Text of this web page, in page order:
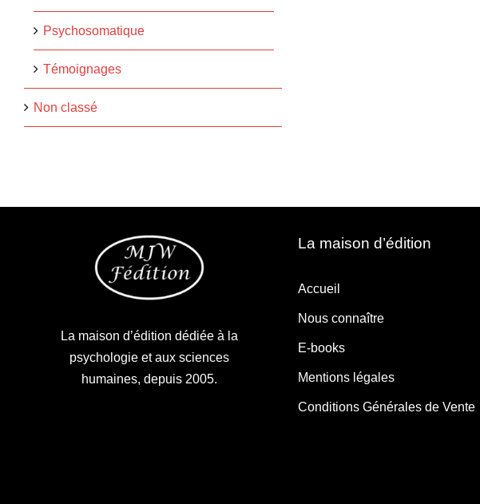
Psychosomatique
Témoignages
Non classé
La maison d’édition dédiée à la
psychologie et aux sciences
humaines, depuis 2005.
La maison d’édition
Accueil
Nous connaître
E-books
Mentions légales
Conditions Générales de Vente